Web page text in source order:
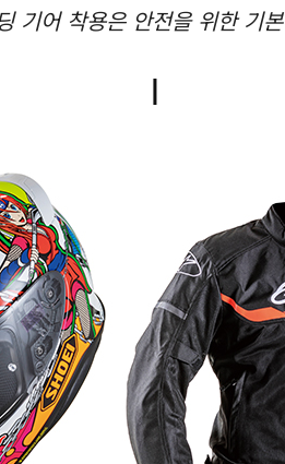
기어 착용은 안전을 위한 기